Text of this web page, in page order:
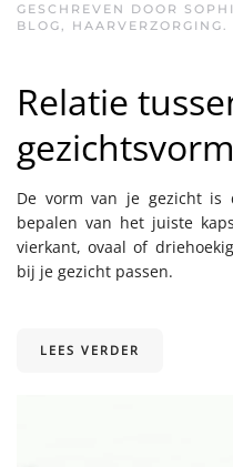
GESCHREVEN DOOR
BLOG, HAARVERZORGING.
Relatie
De vorm van je gezicht is
bepalen van het juiste
vierkant, ovaal of
bij je gezicht passen.
LEES VERDER